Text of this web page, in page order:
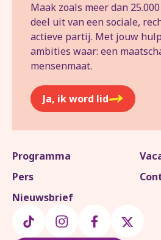
Maak zoals meer dan
deel uit van een sociale,
actieve partij. Met jouw
ambities waar: een
mensenmaat.
Ja, ik word lid
Programma
Pers
Nieuwsbrief